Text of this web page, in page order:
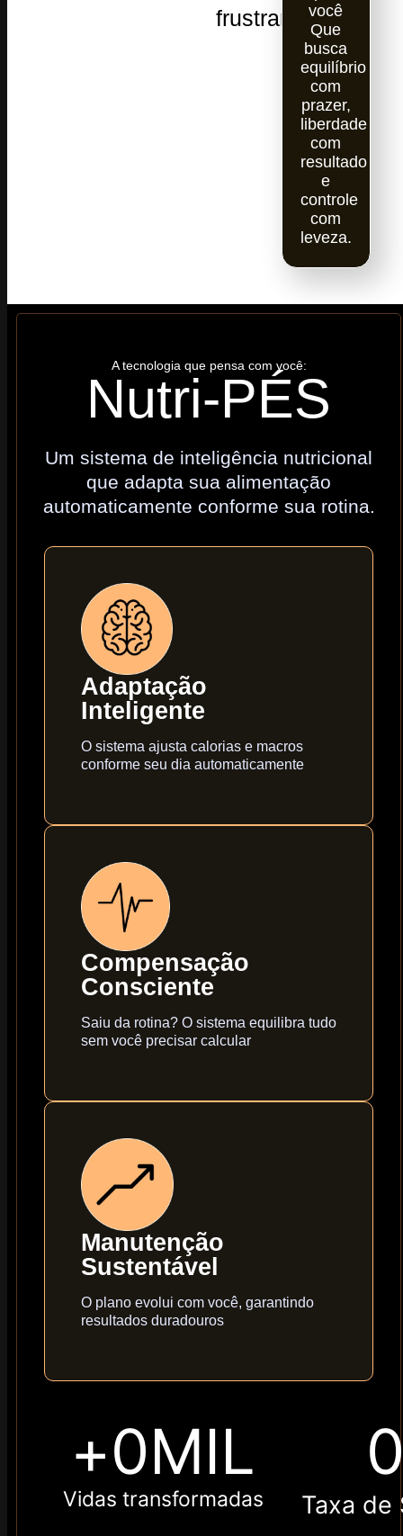
frustrar
você
Que
busca
equilíbrio
com
prazer,
liberdade
com
resultado
e
controle
com
leveza.
A tecnologia que pensa com você:
Nutri-PÉS
Um sistema de inteligência nutricional
que adapta sua alimentação
automaticamente conforme sua rotina.
Adaptação
Inteligente
O sistema ajusta calorias e macros
conforme seu dia automaticamente
Compensação
Consciente
Saiu da rotina? O sistema equilibra tudo
sem você precisar calcular
Manutenção
Sustentável
O plano evolui com você, garantindo
resultados duradouros
Vidas transformadas
+0MIL
Taxa de